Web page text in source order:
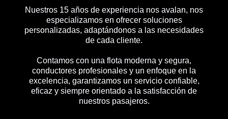
Nuestros 15 años de experiencia nos avalan, nos
especializamos en ofrecer soluciones
personalizadas, adaptándonos a las necesidades
de cada cliente.
Contamos con una flota moderna y segura,
conductores profesionales y un enfoque en la
excelencia, garantizamos un servicio confiable,
eficaz y siempre orientado a la satisfacción de
nuestros pasajeros.